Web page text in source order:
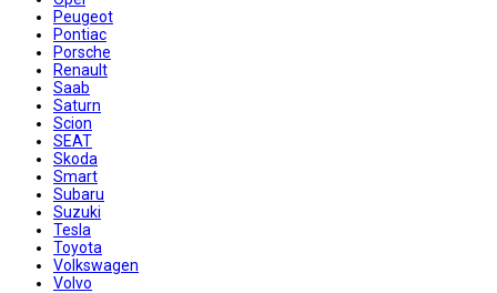
Peugeot
Pontiac
Porsche
Renault
Saab
Saturn
Scion
SEAT
Skoda
Smart
Subaru
Suzuki
Tesla
Toyota
Volkswagen
Volvo